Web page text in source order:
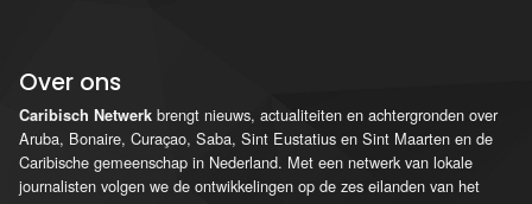
Over ons
Caribisch Netwerk brengt nieuws, actualiteiten en achtergronden over
Aruba, Bonaire, Curaçao, Saba, Sint Eustatius en Sint Maarten en de
Caribische gemeenschap in Nederland. Met een netwerk van lokale
journalisten volgen we de ontwikkelingen op de zes eilanden van het